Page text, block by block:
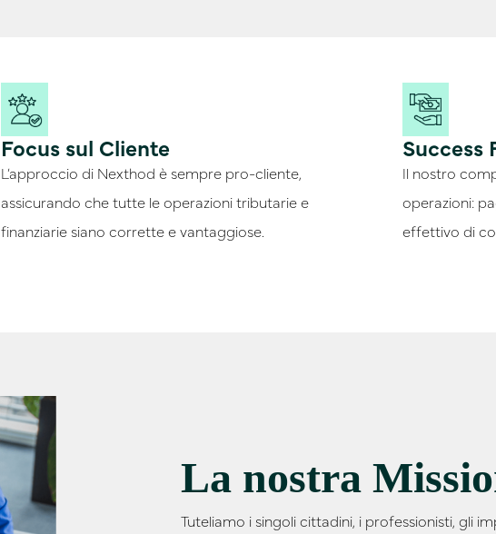
Focus sul Cliente
L’approccio di Nexthod è sempre pro-cliente,
assicurando che tutte le operazioni tributarie e
finanziarie siano corrette e vantaggiose.
Success
Il nostro
operazioni:
effettivo di
La nostra
Tuteliamo i singoli cittadini, i professionisti, gli